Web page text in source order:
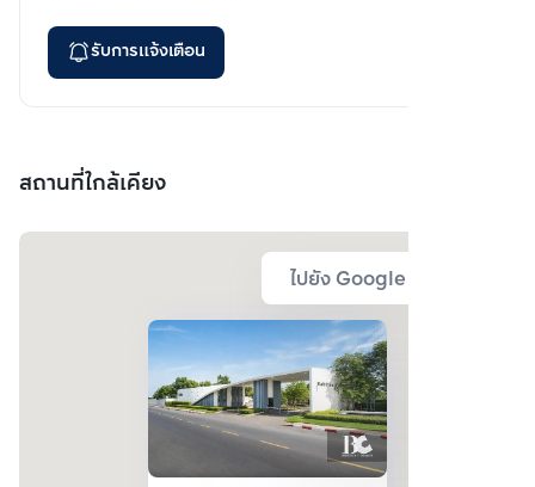
รับการแจ้งเตือน
สถานที่ใกล้เคียง
ไปยัง Google Map